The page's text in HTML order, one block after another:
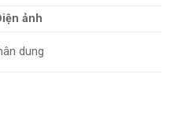
ảnh
dung